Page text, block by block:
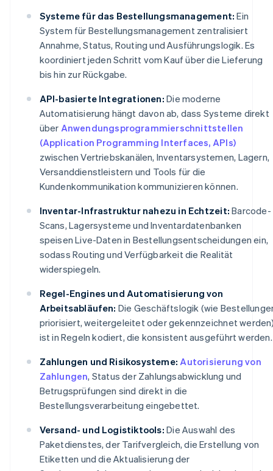
Systeme für das Bestellungsmanagement: Ein
System für Bestellungsmanagement zentralisiert
Annahme, Status, Routing und Ausführungslogik. Es
koordiniert jeden Schritt vom Kauf über die Lieferung
bis hin zur Rückgabe.
API-basierte Integrationen: Die moderne
Automatisierung hängt davon ab, dass Systeme direkt
über Anwendungsprogrammierschnittstellen
(Application Programming Interfaces, APIs)
zwischen Vertriebskanälen, Inventarsystemen, Lagern,
Versanddienstleistern und Tools für die
Kundenkommunikation kommunizieren können.
Inventar-Infrastruktur nahezu in Echtzeit: Barcode-
Scans, Lagersysteme und Inventardatenbanken
speisen Live-Daten in Bestellungsentscheidungen ein,
sodass Routing und Verfügbarkeit die Realität
widerspiegeln.
Regel-Engines und Automatisierung von
Arbeitsabläufen: Die Geschäftslogik (wie
priorisiert, weitergeleitet oder gekennzeichnet
ist in Regeln kodiert, die konsistent ausgeführt werden.
Zahlungen und Risikosysteme: Autorisierung von
Zahlungen, Status der Zahlungsabwicklung und
Betrugsprüfungen sind direkt in die
Bestellungsverarbeitung eingebettet.
Versand- und Logistiktools: Die Auswahl des
Paketdienstes, der Tarifvergleich, die Erstellung von
Etiketten und die Aktualisierung der